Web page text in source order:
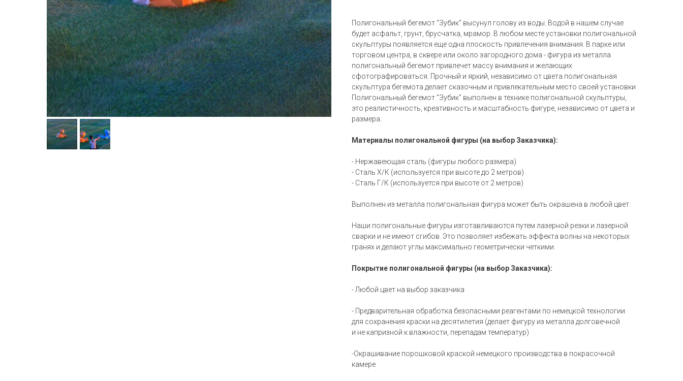
Полигональный бегемот "Зубик" высунул голову из воды. Водой в нашем случае
будет асфальт, грунт, брусчатка, мрамор. В любом месте установки полигональной
скульптуры появляется еще одна плоскость привлечения внимания. В парке или
торговом центра, в сквере или около загородного дома - фигура из металла
полигональный бегемот привлечет массу внимания и желающих
сфотографироваться. Прочный и яркий, независимо от цвета полигональная
скульптура бегемота делает сказочным и привлекательным место своей установки
Полигональный бегемот "Зубик" выполнен в технике полигональной скульптуры,
это реалистичность, креативность и масштабность фигуре, независимо от цвета и
размера.
Материалы полигональной фигуры (на выбор Заказчика):
- Нержавеющая сталь (фигуры любого размера)
- Сталь Х/К (используется при высоте до 2 метров)
- Сталь Г/К (используется при высоте от 2 метров)
Выполнен из металла полигональная фигура может быть окрашена в любой цвет.
Наши полигональные фигуры изготавливаются путем лазерной резки и лазерной
сварки и не имеют сгибов. Это позволяет избежать эффекта волны на некоторых
гранях и делают углы максимально геометрически четкими.
Покрытие полигональной фигуры (на выбор Заказчика):
- Любой цвет на выбор заказчика
- Предварительная обработка безопасными реагентами по немецкой технологии
для сохранения краски на десятилетия (делает фигуру из металла долговечной
и не капризной к влажности, перепадам температур)
-Окрашивание порошковой краской немецкого производства в покрасочной
камере